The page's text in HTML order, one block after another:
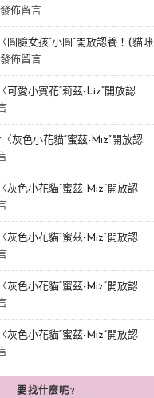
佈留言
圓臉女孩“小圓”開放認養！(貓咪
佈留言
可愛小賓花“莉茲-Liz”開放認
灰色小花貓“蜜茲-Miz”開放認
灰色小花貓“蜜茲-Miz”開放認
灰色小花貓“蜜茲-Miz”開放認
灰色小花貓“蜜茲-Miz”開放認
灰色小花貓“蜜茲-Miz”開放認
要找什麼呢?